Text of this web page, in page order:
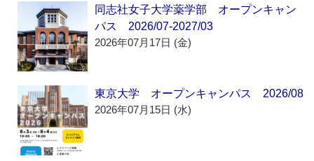
同志社女子大学薬学部 オープンキャン
パス 2026/07-2027/03
2026年07月17日 (金)
東京大学 オープンキャンパス 2026/08
2026年07月15日 (水)